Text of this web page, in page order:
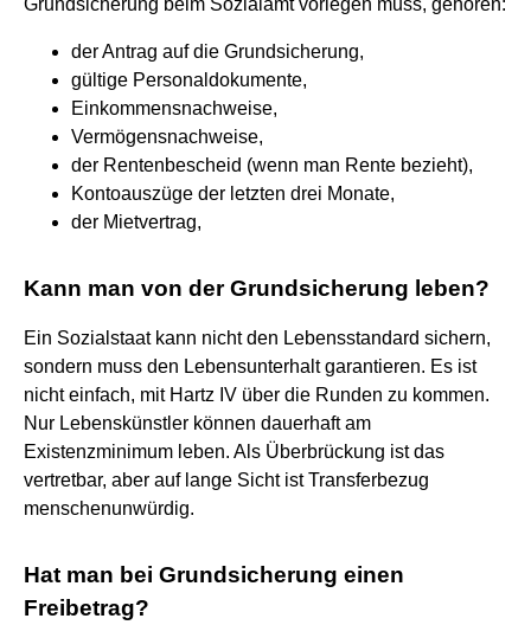
der Antrag auf die Grundsicherung,
gültige Personaldokumente,
Einkommensnachweise,
Vermögensnachweise,
der Rentenbescheid (wenn man Rente bezieht),
Kontoauszüge der letzten drei Monate,
der Mietvertrag,
Kann man von der Grundsicherung leben?
Ein Sozialstaat kann nicht den Lebensstandard sichern,
sondern muss den Lebensunterhalt garantieren. Es ist
nicht einfach, mit Hartz IV über die Runden zu kommen.
Nur Lebenskünstler können dauerhaft am
Existenzminimum leben. Als Überbrückung ist das
vertretbar, aber auf lange Sicht ist Transferbezug
menschenunwürdig.
Hat man bei Grundsicherung einen
Freibetrag?